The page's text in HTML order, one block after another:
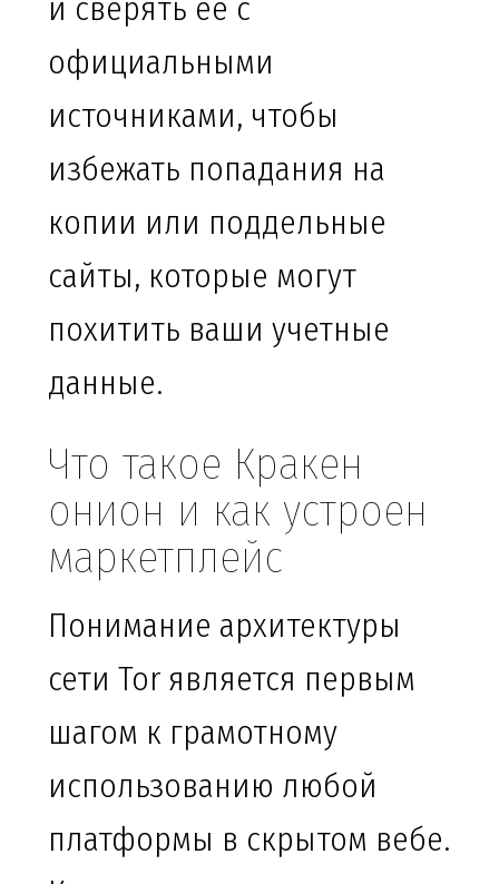
и сверять её с
официальными
источниками, чтобы
избежать попадания на
копии или поддельные
сайты, которые могут
похитить ваши учетные
данные.
Что такое Кракен
онион и как устроен
маркетплейс
Понимание архитектуры
сети Tor является первым
шагом к грамотному
использованию любой
платформы в скрытом вебе.